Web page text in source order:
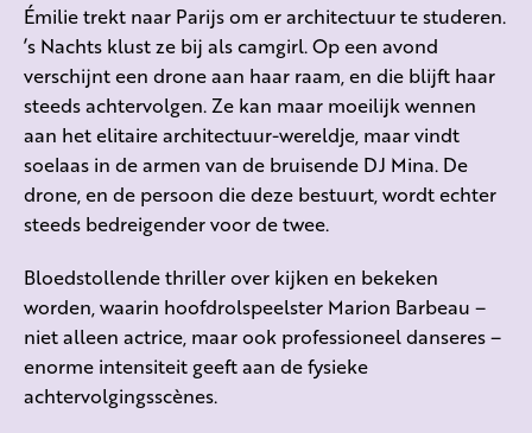
Émilie trekt naar Parijs om er architectuur te studeren.
’s Nachts klust ze bij als camgirl. Op een avond
verschijnt een drone aan haar raam, en die blijft haar
steeds achtervolgen. Ze kan maar moeilijk wennen
aan het elitaire architectuur-wereldje, maar vindt
soelaas in de armen van de bruisende DJ Mina. De
drone, en de persoon die deze bestuurt, wordt echter
steeds bedreigender voor de twee.
Bloedstollende thriller over kijken en bekeken
worden, waarin hoofdrolspeelster Marion Barbeau –
niet alleen actrice, maar ook professioneel danseres –
enorme intensiteit geeft aan de fysieke
achtervolgingsscènes.